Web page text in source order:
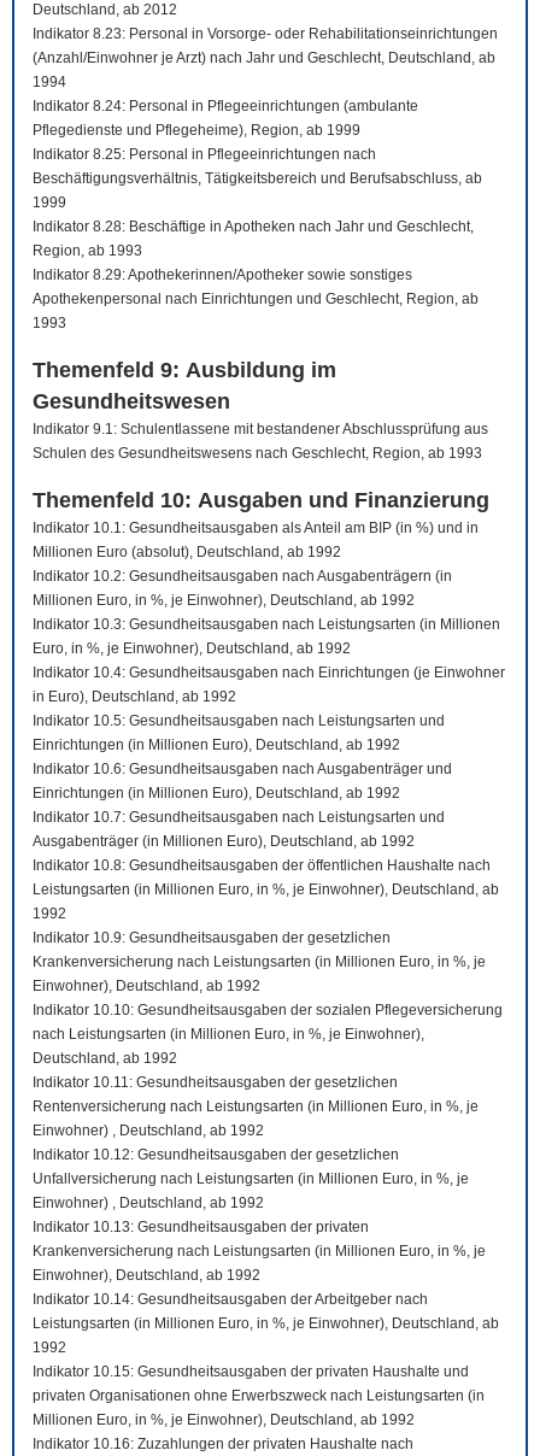
Deutschland, ab 2012
Indikator 8.23: Personal in Vorsorge- oder Rehabilitationseinrichtungen
(Anzahl/Einwohner je Arzt) nach Jahr und Geschlecht, Deutschland, ab
1994
Indikator 8.24: Personal in Pflegeeinrichtungen (ambulante
Pflegedienste und Pflegeheime), Region, ab 1999
Indikator 8.25: Personal in Pflegeeinrichtungen nach
Beschäftigungsverhältnis, Tätigkeitsbereich und Berufsabschluss, ab
1999
Indikator 8.28: Beschäftige in Apotheken nach Jahr und Geschlecht,
Region, ab 1993
Indikator 8.29: Apothekerinnen/Apotheker sowie sonstiges
Apothekenpersonal nach Einrichtungen und Geschlecht, Region, ab
1993
Themenfeld 9: Ausbildung im
Gesundheitswesen
Indikator 9.1: Schulentlassene mit bestandener Abschlussprüfung aus
Schulen des Gesundheitswesens nach Geschlecht, Region, ab 1993
Themenfeld 10: Ausgaben und Finanzierung
Indikator 10.1: Gesundheitsausgaben als Anteil am BIP (in %) und in
Millionen Euro (absolut), Deutschland, ab 1992
Indikator 10.2: Gesundheitsausgaben nach Ausgabenträgern (in
Millionen Euro, in %, je Einwohner), Deutschland, ab 1992
Indikator 10.3: Gesundheitsausgaben nach Leistungsarten (in Millionen
Euro, in %, je Einwohner), Deutschland, ab 1992
Indikator 10.4: Gesundheitsausgaben nach Einrichtungen (je Einwohner
in Euro), Deutschland, ab 1992
Indikator 10.5: Gesundheitsausgaben nach Leistungsarten und
Einrichtungen (in Millionen Euro), Deutschland, ab 1992
Indikator 10.6: Gesundheitsausgaben nach Ausgabenträger und
Einrichtungen (in Millionen Euro), Deutschland, ab 1992
Indikator 10.7: Gesundheitsausgaben nach Leistungsarten und
Ausgabenträger (in Millionen Euro), Deutschland, ab 1992
Indikator 10.8: Gesundheitsausgaben der öffentlichen Haushalte nach
Leistungsarten (in Millionen Euro, in %, je Einwohner), Deutschland, ab
1992
Indikator 10.9: Gesundheitsausgaben der gesetzlichen
Krankenversicherung nach Leistungsarten (in Millionen Euro, in %, je
Einwohner), Deutschland, ab 1992
Indikator 10.10: Gesundheitsausgaben der sozialen Pflegeversicherung
nach Leistungsarten (in Millionen Euro, in %, je Einwohner),
Deutschland, ab 1992
Indikator 10.11: Gesundheitsausgaben der gesetzlichen
Rentenversicherung nach Leistungsarten (in Millionen Euro, in %, je
Einwohner) , Deutschland, ab 1992
Indikator 10.12: Gesundheitsausgaben der gesetzlichen
Unfallversicherung nach Leistungsarten (in Millionen Euro, in %, je
Einwohner) , Deutschland, ab 1992
Indikator 10.13: Gesundheitsausgaben der privaten
Krankenversicherung nach Leistungsarten (in Millionen Euro, in %, je
Einwohner), Deutschland, ab 1992
Indikator 10.14: Gesundheitsausgaben der Arbeitgeber nach
Leistungsarten (in Millionen Euro, in %, je Einwohner), Deutschland, ab
1992
Indikator 10.15: Gesundheitsausgaben der privaten Haushalte und
privaten Organisationen ohne Erwerbszweck nach Leistungsarten (in
Millionen Euro, in %, je Einwohner), Deutschland, ab 1992
Indikator 10.16: Zuzahlungen der privaten Haushalte nach